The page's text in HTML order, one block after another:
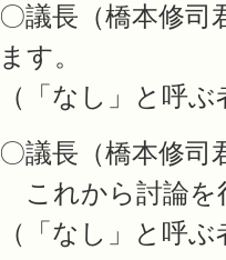
〇議長（橋本修
ます。
（「なし」と呼
〇議長（橋本修
これから討論を
（「なし」と呼